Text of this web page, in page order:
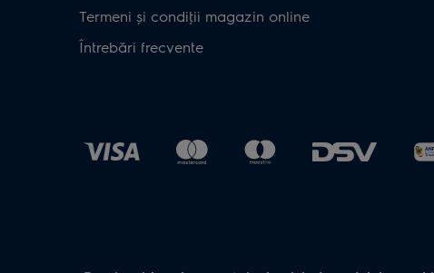
Termeni și condiţii magazin online
Întrebări frecvente